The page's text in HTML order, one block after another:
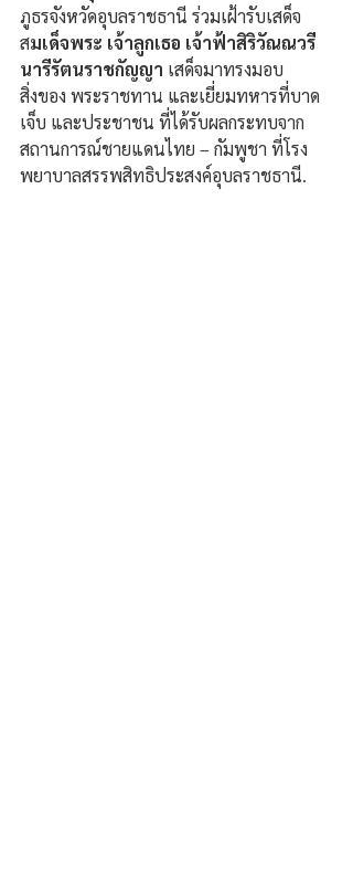
ภูธรจังหวัดอุบลราชธานี ร่วมเฝ้ารับเสด็จ
สมเด็จพระ เจ้าลูกเธอ เจ้าฟ้าสิริวัณณวรี
นารีรัตนราชกัญญา เสด็จมาทรงมอบ
สิ่งของ พระราชทาน และเยี่ยมทหารที่บาด
เจ็บ และประชาชน ที่ได้รับผลกระทบจาก
สถานการณ์ชายแดนไทย – กัมพูชา ที่โรง
พยาบาลสรรพสิทธิประสงค์อุบลราชธานี.